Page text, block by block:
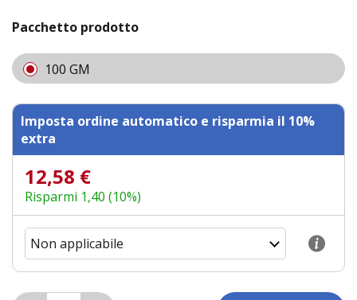
Pacchetto prodotto
100 GM
Imposta ordine automatico e risparmia il 10%
extra
12,58 €
Risparmi 1,40 (10%)